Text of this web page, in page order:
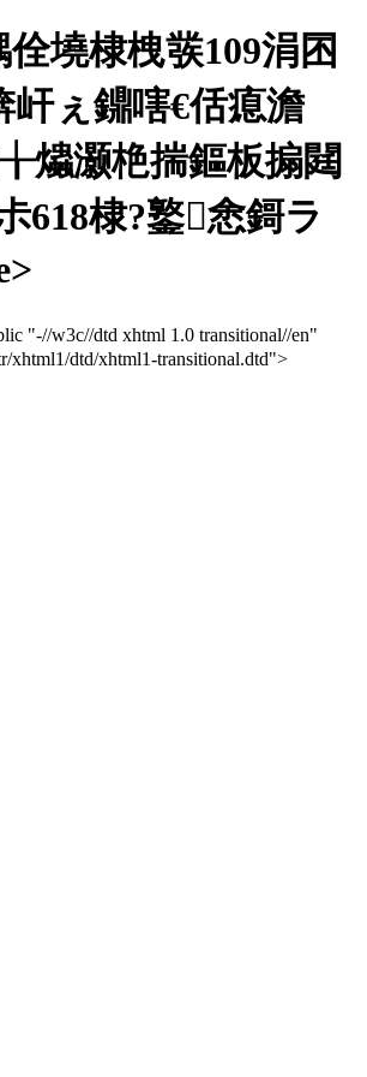
墝棣栧彂109涓囨
屽ぇ鐤嗐€佸瘜澹
爞灏栬揣鏂板搧閮
618棣?鐜悆鎶ラ
"-//w3c//dtd xhtml 1.0 transitional//en"
xhtml1/dtd/xhtml1-transitional.dtd">